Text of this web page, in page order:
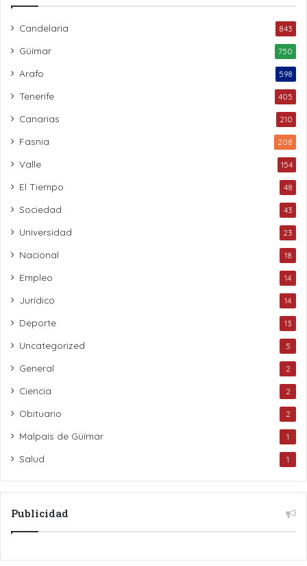
Candelaria 843
Güímar 750
Arafo 598
Tenerife 405
Canarias 210
Fasnia 208
Valle 154
El Tiempo 48
Sociedad 43
Universidad 23
Nacional 18
Empleo 14
Jurídico 14
Deporte 13
Uncategorized 5
General 2
Ciencia 2
Obituario 2
Malpaís de Güímar 1
Salud 1
Publicidad